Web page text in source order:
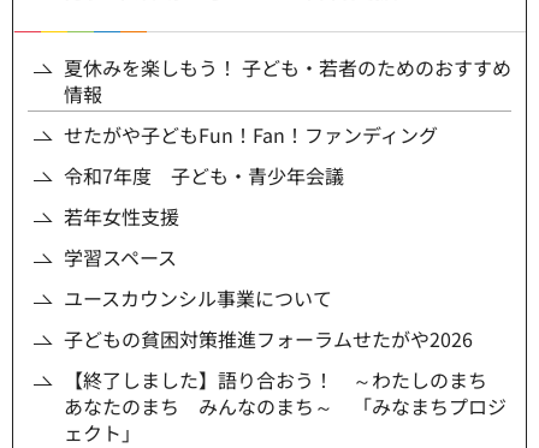
夏休みを楽しもう！ 子ども・若者のためのおすすめ
情報
せたがや子どもFun！Fan！ファンディング
令和7年度 子ども・青少年会議
若年女性支援
学習スペース
ユースカウンシル事業について
子どもの貧困対策推進フォーラムせたがや2026
【終了しました】語り合おう！ ～わたしのまち
あなたのまち みんなのまち～ 「みなまちプロジ
ェクト」